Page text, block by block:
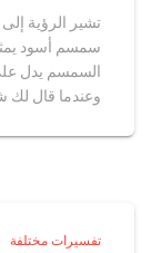
تشير الرؤية
سمسم أسود
السمسم يدل
وعندما قال
تفسيرات مختلفة